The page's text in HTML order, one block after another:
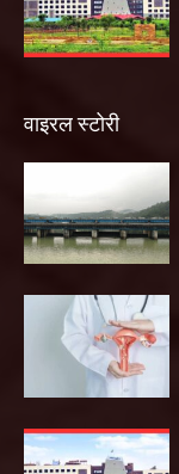
वाइरल स्टोरी